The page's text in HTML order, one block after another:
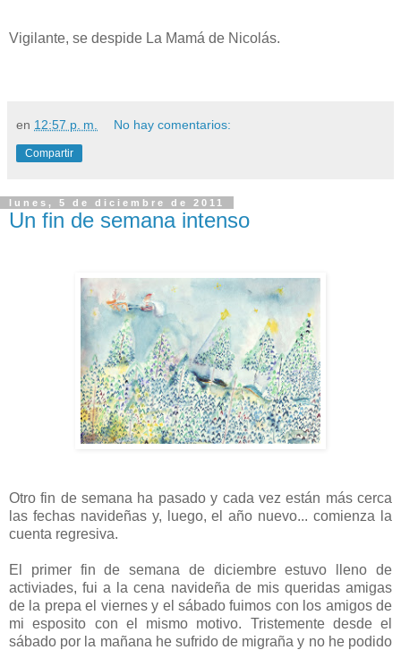
Vigilante, se despide La Mamá de Nicolás.
en 12:57 p. m. No hay comentarios:
Compartir
lunes, 5 de diciembre de 2011
Un fin de semana intenso
Otro fin de semana ha pasado y cada vez están más cerca
las fechas navideñas y, luego, el año nuevo... comienza la
cuenta regresiva.
El primer fin de semana de diciembre estuvo lleno de
activiades, fui a la cena navideña de mis queridas amigas
de la prepa el viernes y el sábado fuimos con los amigos de
mi esposito con el mismo motivo. Tristemente desde el
sábado por la mañana he sufrido de migraña y no he podido